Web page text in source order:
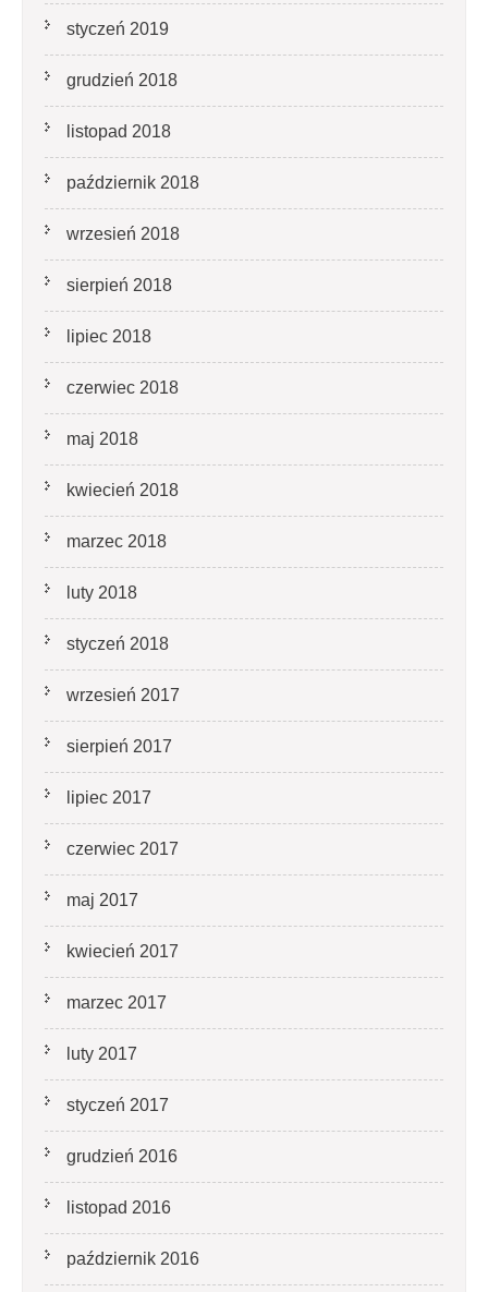
styczeń 2019
grudzień 2018
listopad 2018
październik 2018
wrzesień 2018
sierpień 2018
lipiec 2018
czerwiec 2018
maj 2018
kwiecień 2018
marzec 2018
luty 2018
styczeń 2018
wrzesień 2017
sierpień 2017
lipiec 2017
czerwiec 2017
maj 2017
kwiecień 2017
marzec 2017
luty 2017
styczeń 2017
grudzień 2016
listopad 2016
październik 2016